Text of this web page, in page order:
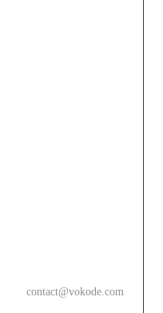
contact@vokode.com